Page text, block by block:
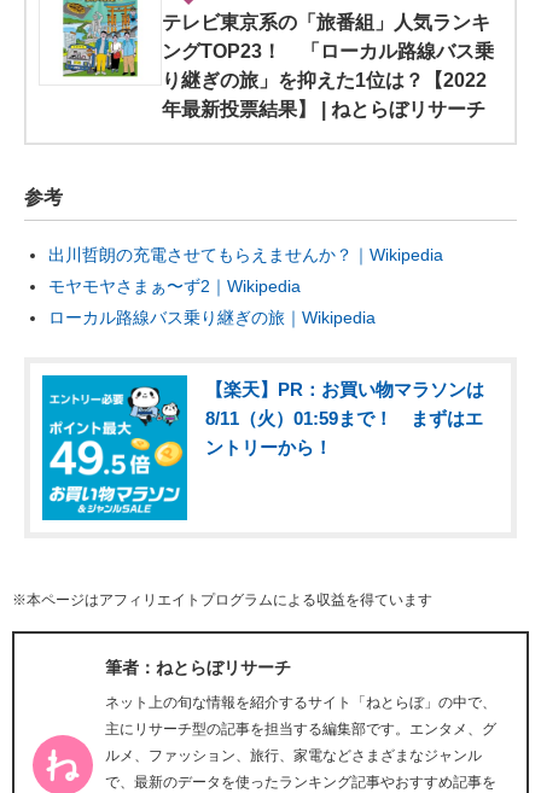
テレビ東京系の「旅番組」人気ランキ
ングTOP23！ 「ローカル路線バス乗
り継ぎの旅」を抑えた1位は？【2022
年最新投票結果】 | ねとらぼリサーチ
参考
出川哲朗の充電させてもらえませんか？｜Wikipedia
モヤモヤさまぁ〜ず2｜Wikipedia
ローカル路線バス乗り継ぎの旅｜Wikipedia
【楽天】PR：お買い物マラソンは
8/11（火）01:59まで！ まずはエ
ントリーから！
※本ページはアフィリエイトプログラムによる収益を得ています
筆者：ねとらぼリサーチ
ネット上の旬な情報を紹介するサイト「ねとらぼ」の中で、
主にリサーチ型の記事を担当する編集部です。エンタメ、グ
ルメ、ファッション、旅行、家電などさまざまなジャンル
で、最新のデータを使ったランキング記事やおすすめ記事を